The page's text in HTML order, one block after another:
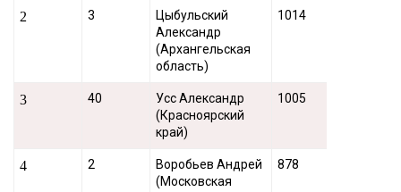
2 3
Цыбульский
Александр
(Архангельская
область)
1014
3 40
Усс Александр
(Красноярский
край)
1005
4 2
Воробьев Андрей
(Московская
878